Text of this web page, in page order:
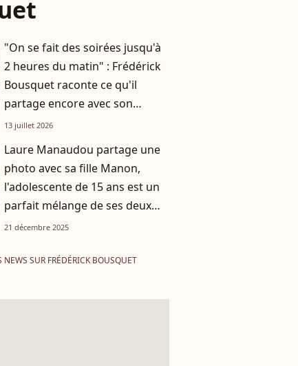
"On se fait des soirées jusqu'à
2 heures du matin" : Frédérick
Bousquet raconte ce qu'il
partage encore avec son
ancien beau-frère Florent
13 juillet 2026
Laure Manaudou partage une
photo avec sa fille Manon,
l'adolescente de 15 ans est un
parfait mélange de ses deux
célèbres parents
21 décembre 2025
NEWS SUR FRÉDÉRICK BOUSQUET